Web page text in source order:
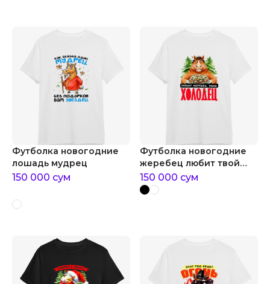
Футболка новогодние
лошадь мудрец
150 000 сум
Футболка новогодние
жеребец любит твой
холодец
150 000 сум